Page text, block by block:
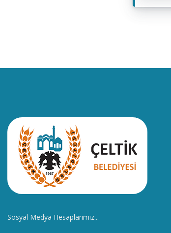
Sosyal Medya Hesaplarımız...